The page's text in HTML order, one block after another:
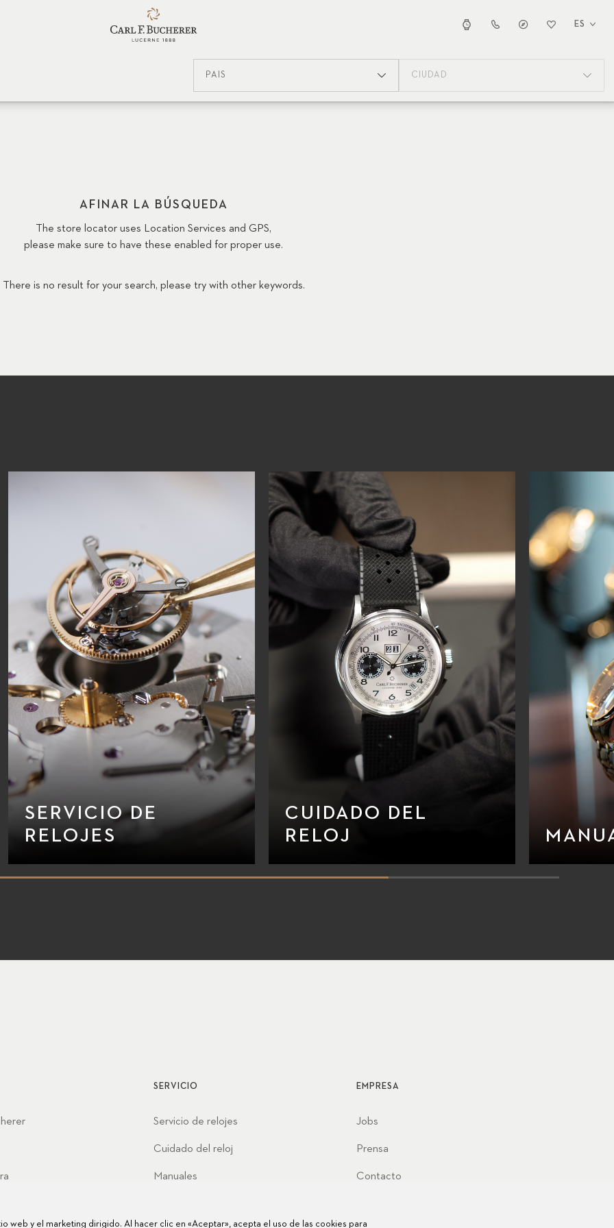
ES
PAÍS CIUDAD
AFINAR LA BÚSQUEDA
The store locator uses Location Services and GPS,
please make sure to have these enabled for proper use.
There is no result for your search, please try with other keywords.
SERVICIO DE
RELOJES
CUIDADO DEL
RELOJ
SERVICIO
Servicio de relojes
Cuidado del reloj
Manuales
EMPRESA
Jobs
Prensa
Contacto
web y el marketing dirigido. Al hacer clic en «Aceptar», acepta el uso de las cookies para